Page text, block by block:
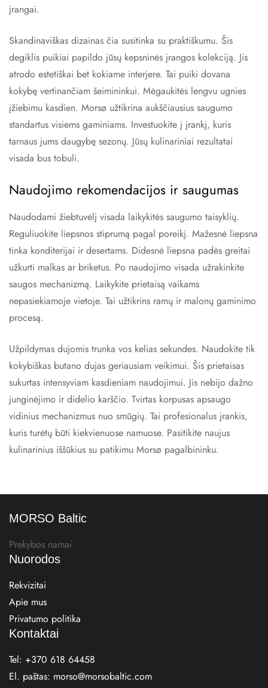
įrangai.
Skandinaviškas dizainas čia susitinka su praktiškumu. Šis
degiklis puikiai papildo jūsų kepsninės įrangos kolekciją. Jis
atrodo estetiškai bet kokiame interjere. Tai puiki dovana
kokybę vertinančiam šeimininkui. Mėgaukitės lengvu ugnies
įžiebimu kasdien. Morsø užtikrina aukščiausius saugumo
standartus visiems gaminiams. Investuokite į įrankį, kuris
tarnaus jums daugybę sezonų. Jūsų kulinariniai rezultatai
visada bus tobuli.
Naudojimo rekomendacijos ir saugumas
Naudodami žiebtuvėlį visada laikykitės saugumo taisyklių.
Reguliuokite liepsnos stiprumą pagal poreikį. Mažesnė liepsna
tinka konditerijai ir desertams. Didesnė liepsna padės greitai
užkurti malkas ar briketus. Po naudojimo visada užrakinkite
saugos mechanizmą. Laikykite prietaisą vaikams
nepasiekiamoje vietoje. Tai užtikrins ramų ir malonų gaminimo
procesą.
Užpildymas dujomis trunka vos kelias sekundes. Naudokite tik
kokybiškas butano dujas geriausiam veikimui. Šis prietaisas
sukurtas intensyviam kasdieniam naudojimui. Jis nebijo dažno
junginėjimo ir didelio karščio. Tvirtas korpusas apsaugo
vidinius mechanizmus nuo smūgių. Tai profesionalus įrankis,
kuris turėtų būti kiekvienuose namuose. Pasitikite naujus
kulinarinius iššūkius su patikimu Morsø pagalbininku.
MORSO Baltic
Prekybos namai
Nuorodos
Rekvizitai
Apie mus
Privatumo politika
Kontaktai
Tel: +370 618 64458
El. paštas: morso@morsobaltic.com